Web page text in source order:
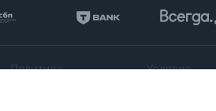
Политика
Условия